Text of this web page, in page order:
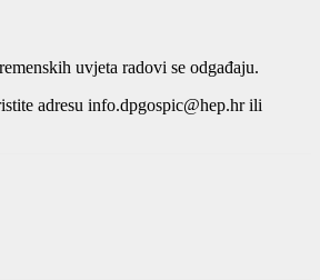
uvjeta radovi se odgađaju.
adresu info.dpgospic@hep.hr ili